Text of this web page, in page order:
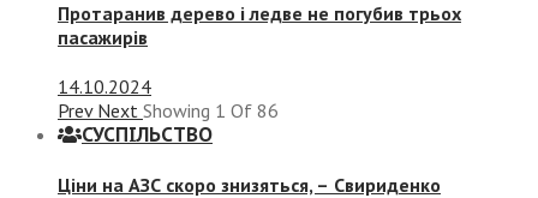
Протаранив дерево і ледве не погубив трьох
пасажирів
14.10.2024
Prev Next Showing 1 Of 86
СУСПIЛЬСТВО
Ціни на АЗС скоро знизяться, – Свириденко